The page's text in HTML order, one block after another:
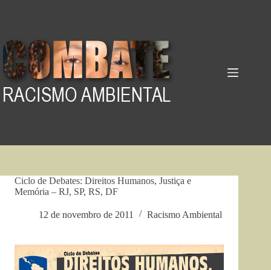
Ciclo de Debates: Direitos Humanos, Justiça e
Memória – RJ, SP, RS, DF
12 de novembro de 2011 Racismo Ambiental